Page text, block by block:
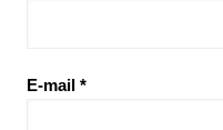
E-mail *